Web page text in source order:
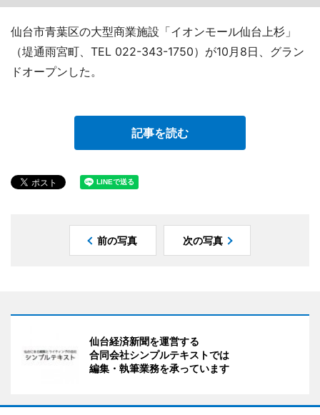
仙台市青葉区の大型商業施設「イオンモール仙台上杉」
（堤通雨宮町、TEL 022-343-1750）が10月8日、グラン
ドオープンした。
記事を読む
前の写真 次の写真
仙台経済新聞を運営する
合同会社シンプルテキストでは
編集・執筆業務を承っています